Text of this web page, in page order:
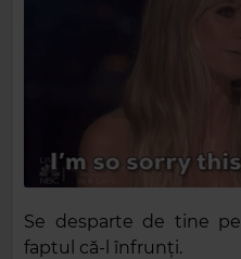
Se desparte de tine
faptul că-l înfrunți.